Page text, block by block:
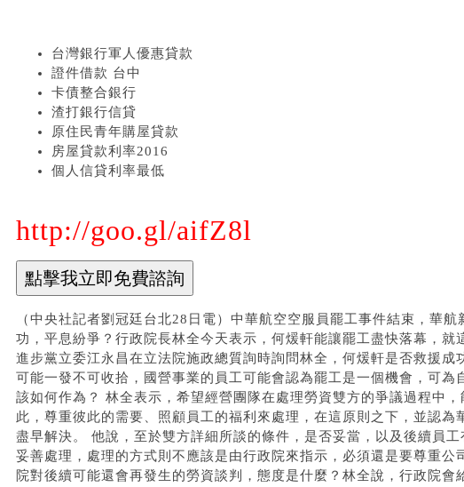
台灣銀行軍人優惠貸款
證件借款 台中
卡債整合銀行
渣打銀行信貸
原住民青年購屋貸款
房屋貸款利率2016
個人信貸利率最低
http://goo.gl/aifZ8l
（中央社記者劉冠廷台北28日電）中華航空空服員罷工事件結束，華
功，平息紛爭？行政院長林全今天表示，何煖軒能讓罷工盡快落幕，就
進步黨立委江永昌在立法院施政總質詢時詢問林全，何煖軒是否救援成
可能一發不可收拾，國營事業的員工可能會認為罷工是一個機會，可為
該如何作為？ 林全表示，希望經營團隊在處理勞資雙方的爭議過程中
此，尊重彼此的需要、照顧員工的福利來處理，在這原則之下，並認為
盡早解決。 他說，至於雙方詳細所談的條件，是否妥當，以及後續員
妥善處理，處理的方式則不應該是由行政院來指示，必須還是要尊重公
院對後續可能還會再發生的勞資談判，態度是什麼？林全說，行政院會